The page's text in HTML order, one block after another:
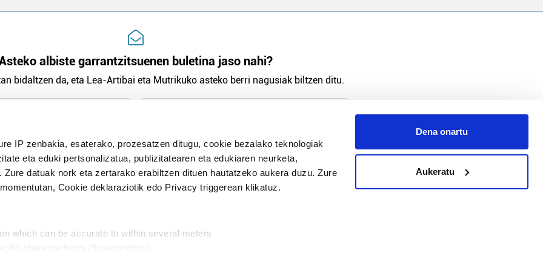
IP zenbakia, esaterako, prozesatzen ditugu, cookie bezalako teknologiak
eta eduki pertsonalizatua, publizitatearen eta edukiaren neurketa,
datuak nork eta zertarako erabiltzen dituen hautatzeko aukera duzu. Zure
Cookie deklaraziotik edo Privacy triggerean klikatuz.
which can be accurate to within several meters
Dena onartu
Aukeratu
albiste garrantzitsuenen buletina jaso nahi?
bidaltzen da, eta Lea-Artibai eta Mutrikuko asteko berri nagusiak biltzen ditu.
Harpidetu